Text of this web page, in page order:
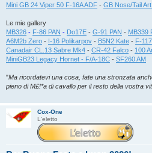
Mini GB 24 Viper 50 F-16A ADF - GB Nose/Tail
Le mie gallery
MB326 - F-86 PAN - Do17E - G-91 PAN - MB339
A6M2b Zero - I-16 Polikarpov - B5N2 Kate - F-
Canadair CL.13 Sabre Mk4 - CR-42 Falco - 100
MiniGB23 Legacy Hornet - F/A-18C - SF260 AM
"Ma ricordatevi una cosa, fate una stronzata
pieno di M£!*a di cavallo per il resto della vostra
Cox-One
L'eletto